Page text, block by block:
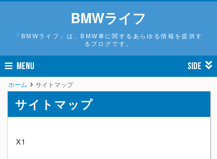
BMWライフ
「BMWライフ」は、BMW車に関するあらゆる情報を提供す
るブログです。
MENU SIDE
ホーム サイトマップ
サイトマップ
X1